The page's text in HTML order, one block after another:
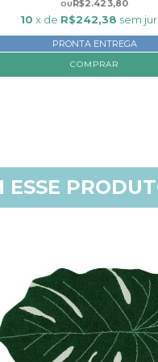
R$2.423,80
10 x de R$242,38 sem
PRONTA ENTREGA
ESSE